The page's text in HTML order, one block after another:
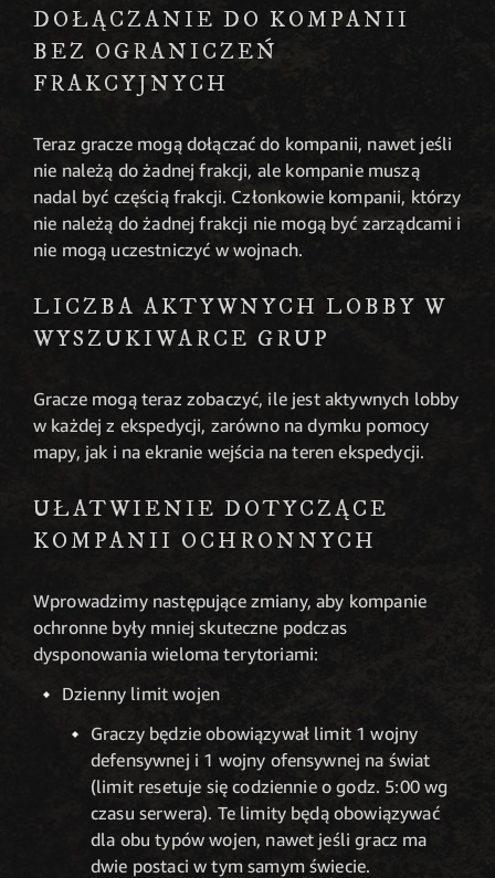
DOŁĄCZANIE DO KOMPANII
BEZ OGRANICZEŃ
FRAKCYJNYCH
Teraz gracze mogą dołączać do kompanii, nawet jeśli
nie należą do żadnej frakcji, ale kompanie muszą
nadal być częścią frakcji. Członkowie kompanii, którzy
nie należą do żadnej frakcji nie mogą być zarządcami i
nie mogą uczestniczyć w wojnach.
LICZBA AKTYWNYCH LOBBY W
WYSZUKIWARCE GRUP
Gracze mogą teraz zobaczyć, ile jest aktywnych lobby
w każdej z ekspedycji, zarówno na dymku pomocy
mapy, jak i na ekranie wejścia na teren ekspedycji.
UŁATWIENIE DOTYCZĄCE
KOMPANII OCHRONNYCH
Wprowadzimy następujące zmiany, aby kompanie
ochronne były mniej skuteczne podczas
dysponowania wieloma terytoriami:
Dzienny limit wojen
Graczy będzie obowiązywał limit 1 wojny
defensywnej i 1 wojny ofensywnej na świat
(limit resetuje się codziennie o godz. 5:00 wg
czasu serwera). Te limity będą obowiązywać
dla obu typów wojen, nawet jeśli gracz ma
dwie postaci w tym samym świecie.